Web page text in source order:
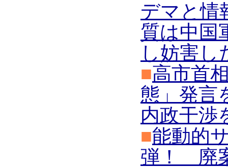
デマと
質は中国
し妨害し
■高市首
態」発言
内政干渉
■能動的
弾！ 廃